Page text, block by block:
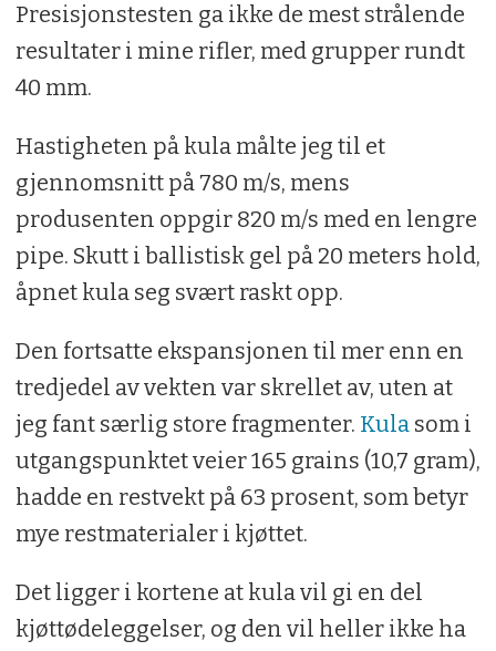
Presisjonstesten ga ikke de mest strålende
resultater i mine rifler, med grupper rundt
40 mm.
Hastigheten på kula målte jeg til et
gjennomsnitt på 780 m/s, mens
produsenten oppgir 820 m/s med en lengre
pipe. Skutt i ballistisk gel på 20 meters hold,
åpnet kula seg svært raskt opp.
Den fortsatte ekspansjonen til mer enn en
tredjedel av vekten var skrellet av, uten at
jeg fant særlig store fragmenter. Kulasom i
utgangspunktet veier 165 grains (10,7 gram),
hadde en restvekt på 63 prosent, som betyr
mye restmaterialer i kjøttet.
Det ligger i kortene at kula vil gi en del
kjøttødeleggelser, og den vil heller ikke ha